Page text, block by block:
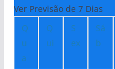
Ver Previsão de 7 Dias
Q
u
a
Q
ui
S
ex
Sá
b